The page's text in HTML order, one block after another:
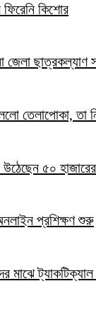
কিশোর
ছাত্রকল্যাণ
তেলাপোকা, তা
৫০
প্রশিক্ষণ শুরু
ট্যাকটিক্যাল